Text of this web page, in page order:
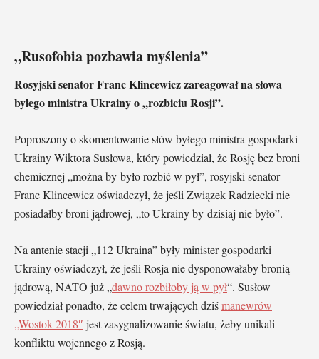
„Rusofobia pozbawia myślenia”
Rosyjski senator Franc Klincewicz zareagował na słowa
byłego ministra Ukrainy o „rozbiciu Rosji”.
Poproszony o skomentowanie słów byłego ministra gospodarki
Ukrainy Wiktora Susłowa, który powiedział, że Rosję bez broni
chemicznej „można by było rozbić w pył”, rosyjski senator
Franc Klincewicz oświadczył, że jeśli Związek Radziecki nie
posiadałby broni jądrowej, „to Ukrainy by dzisiaj nie było”.
Na antenie stacji „112 Ukraina” były minister gospodarki
Ukrainy oświadczył, że jeśli Rosja nie dysponowałaby bronią
jądrową, NATO już „dawno rozbiłoby ją w pył“. Susłow
powiedział ponadto, że celem trwających dziśmanewrów
„Wostok 2018″ jest zasygnalizowanie światu, żeby unikali
konfliktu wojennego z Rosją.